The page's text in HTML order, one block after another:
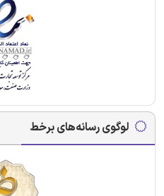
لوگوی رسانه‌های برخط